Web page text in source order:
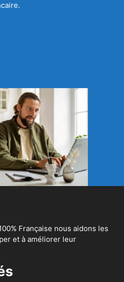
Française nous aidons les
et à améliorer leur